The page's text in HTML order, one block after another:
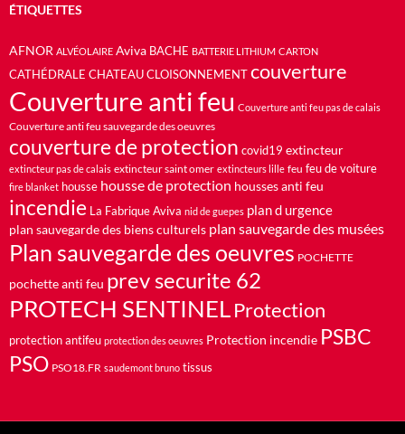
ÉTIQUETTES
AFNOR ALVÉOLAIRE Aviva BACHE BATTERIE LITHIUM CARTON
CATHÉDRALE CHATEAU CLOISONNEMENT couverture
Couverture anti feu Couverture anti feu pas de calais
Couverture anti feu sauvegarde des oeuvres
couverture de protection covid19 extincteur
extincteur pas de calais extincteur saint omer extincteurs lille feu feu de voiture
fire blanket housse housse de protection housses anti feu
incendie La Fabrique Aviva nid de guepes plan d urgence
plan sauvegarde des biens culturels plan sauvegarde des musées
Plan sauvegarde des oeuvres POCHETTE
pochette anti feu prev securite 62
PROTECH SENTINELProtection
protection antifeu protection des oeuvres Protection incendie PSBC
PSO PSO18.FR saudemont bruno tissus